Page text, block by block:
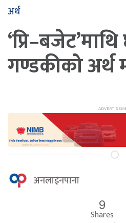
अर्थ
गण्डकीको अर्थ
अनलाइनपाना
9
Shares